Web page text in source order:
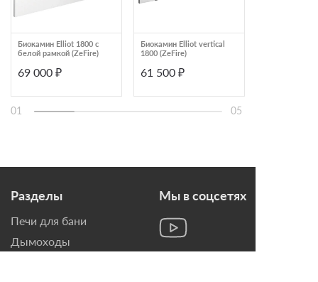
Биокамин Elliot 1800 с
белой рамкой (ZeFire)
69 000 ₽
Биокамин Elliot vertical
1800 (ZeFire)
61 500 ₽
01 05
Разделы
Печи для бани
Дымоходы
Мы в соцсетях